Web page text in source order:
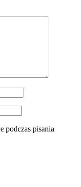
podczas pisania